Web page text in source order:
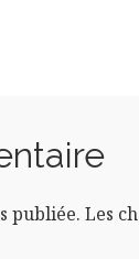
publiée. Les